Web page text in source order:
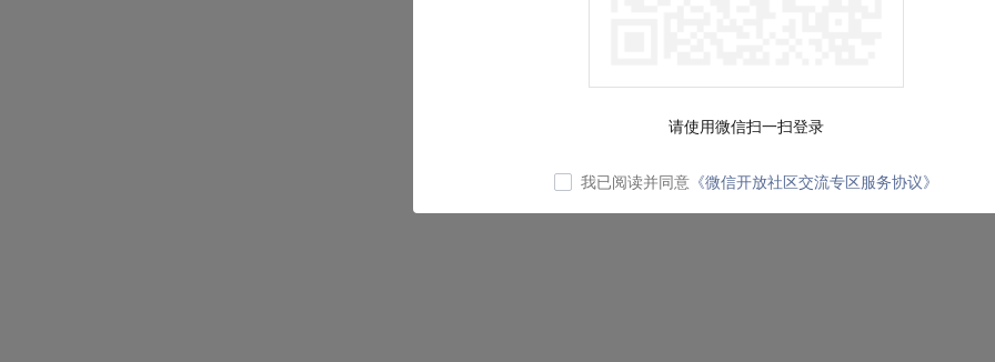
请使用微信扫一扫登录
我已阅读并同意 《微信开放社区交流专区服务协议》